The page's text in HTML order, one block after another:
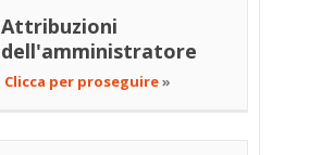
Attribuzioni
dell'amministratore
Clicca per proseguire»